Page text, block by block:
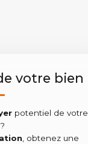
votre bien
potentiel de votre
, obtenez une